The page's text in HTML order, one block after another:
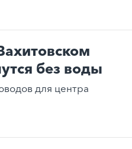
без воды
для центра